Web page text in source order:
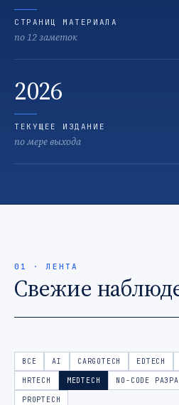
СТРАНИЦ МАТЕРИАЛА
по 12 заметок
2026
ТЕКУЩЕЕ ИЗДАНИЕ
по мере выхода
01 · ЛЕНТА
Свежие
ВСЕ AI CARGOTECH EDTECH
HRTECH MEDTECH NO-CODE
PROPTECH